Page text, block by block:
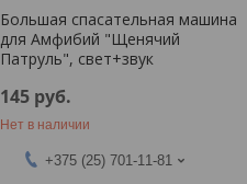
Большая спасательная машина
для Амфибий "Щенячий
Патруль", свет+звук
145 руб.
Нет в наличии
+375 (25) 701-11-81